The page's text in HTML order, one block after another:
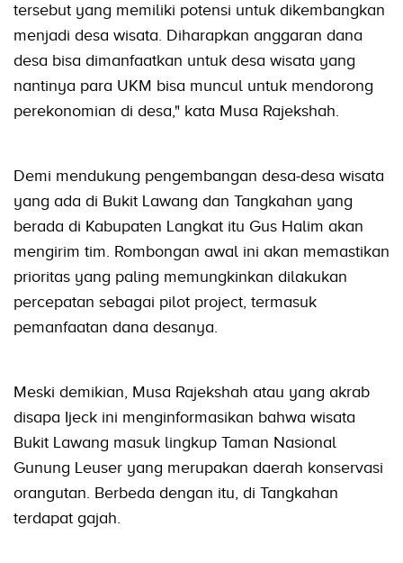
tersebut yang memiliki potensi untuk dikembangkan
menjadi desa wisata. Diharapkan anggaran dana
desa bisa dimanfaatkan untuk desa wisata yang
nantinya para UKM bisa muncul untuk mendorong
perekonomian di desa," kata Musa Rajekshah.
Demi mendukung pengembangan desa-desa wisata
yang ada di Bukit Lawang dan Tangkahan yang
berada di Kabupaten Langkat itu Gus Halim akan
mengirim tim. Rombongan awal ini akan memastikan
prioritas yang paling memungkinkan dilakukan
percepatan sebagai pilot project, termasuk
pemanfaatan dana desanya.
Meski demikian, Musa Rajekshah atau yang akrab
disapa Ijeck ini menginformasikan bahwa wisata
Bukit Lawang masuk lingkup Taman Nasional
Gunung Leuser yang merupakan daerah konservasi
orangutan. Berbeda dengan itu, di Tangkahan
terdapat gajah.